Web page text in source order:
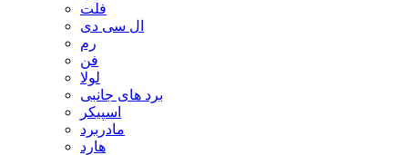
فلت
ال سی دی
رم
فن
لولا
برد های جانبی
اسپیکر
مادربرد
هارد